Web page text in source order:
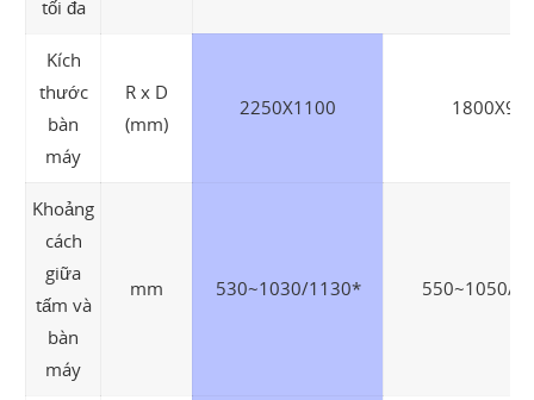
tối đa
Kích
thước
bàn
máy
R x D
(mm)
2250X1100
Khoảng
cách
giữa
tấm và
bàn
máy
mm 530~1030/1130* 550~1050/